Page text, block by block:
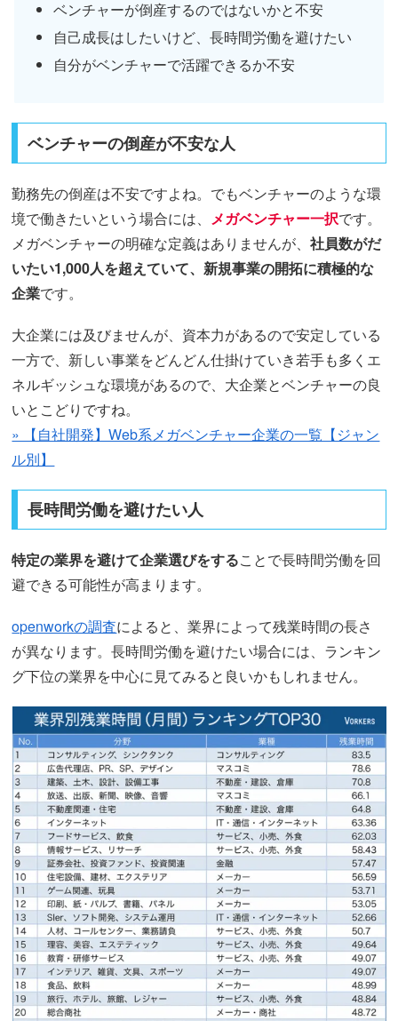
ベンチャーが倒産するのではないかと不安
自己成長はしたいけど、長時間労働を避けたい
自分がベンチャーで活躍できるか不安
ベンチャーの倒産が不安な人
勤務先の倒産は不安ですよね。でもベンチャーのような環
境で働きたいという場合には、 メガベンチャー一択です。
メガベンチャーの明確な定義はありませんが、社員数がだ
いたい1,000人を超えていて、新規事業の開拓に積極的な
企業です。
大企業には及びませんが、資本力があるので安定している
一方で、新しい事業をどんどん仕掛けていき若手も多くエ
ネルギッシュな環境があるので、大企業とベンチャーの良
いとこどりですね。
» 【自社開発】Web系メガベンチャー企業の一覧【ジャン
ル別】
長時間労働を避けたい人
特定の業界を避けて企業選びをすることで長時間労働を回
避できる可能性が高まります。
openworkの調査によると、業界によって残業時間の長さ
が異なります。長時間労働を避けたい場合には、ランキン
グ下位の業界を中心に見てみると良いかもしれません。